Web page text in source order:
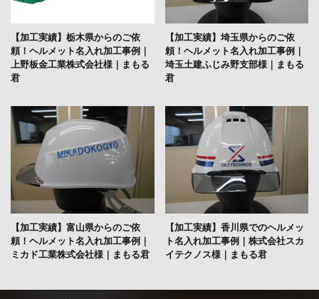
【加工実績】栃木県からのご依
頼！ヘルメット名入れ加工事例｜
上野板金工業株式会社様｜まもる
君
【加工実績】埼玉県からのご依
頼！ヘルメット名入れ加工事例｜
埼玉土建ふじみ野支部様｜まもる
君
【加工実績】富山県からのご依
頼！ヘルメット名入れ加工事例｜
ミカド工業株式会社様｜まもる君
【加工実績】香川県でのヘルメッ
ト名入れ加工事例｜株式会社スカ
イテクノス様｜まもる君